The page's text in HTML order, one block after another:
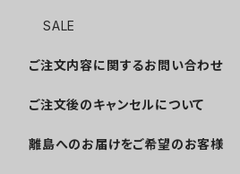
SALE
ご注文内容に関するお問い合わせ
ご注文後のキャンセルについて
離島へのお届けをご希望のお客様